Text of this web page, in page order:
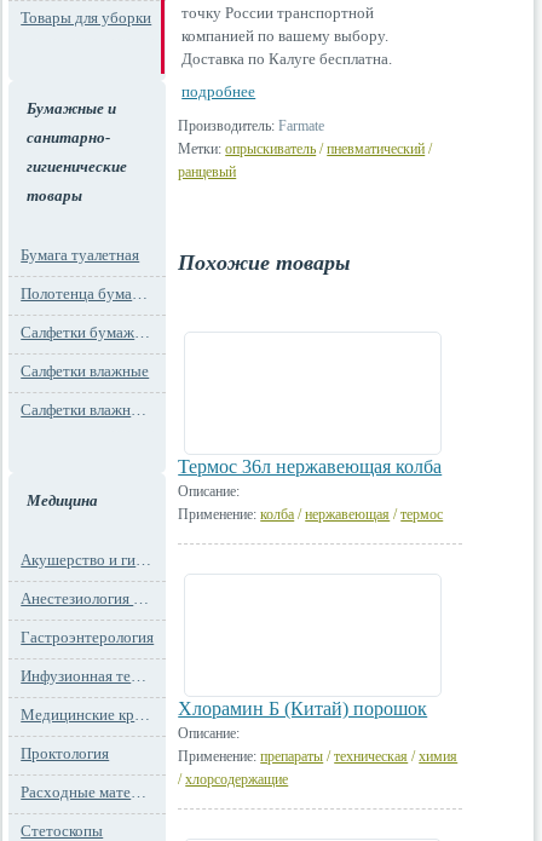
Товары для уборки
Бумажные и
санитарно-
гигиенические
товары
Бумага туалетная
Полотенца бумажные
Салфетки бумажные
Салфетки влажные
Салфетки влажные технического назначения
Медицина
Акушерство и гинекология
Анестезиология и реанимация
Гастроэнтерология
Инфузионная терапия
Медицинские кресла
Проктология
Расходные материалы
Стетоскопы
точку России транспортной
компанией по вашему выбору.
Доставка по Калуге бесплатна.
подробнее
Производитель: Farmate
Метки: опрыскиватель /пневматический /
ранцевый
Похожие товары
Термос 36л нержавеющая колба
Описание:
Применение: колба /нержавеющая /термос
Хлорамин Б (Китай) порошок
Описание:
Применение: препараты /техническая /химия
/хлорсодержащие